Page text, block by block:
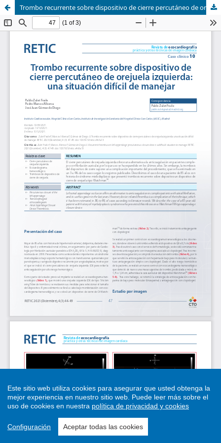
Trombo recurrente sobre dispositivo de cierre percutáneo de orejuela izquierda: una situación difícil de manejar
Este sitio web utiliza cookies para asegurar que usted obtenga la
mejor experiencia en nuestro sitio web. Puede leer más sobre el
uso de cookies en nuestra política de privacidad y cookies
Configuración Aceptar todas las cookies